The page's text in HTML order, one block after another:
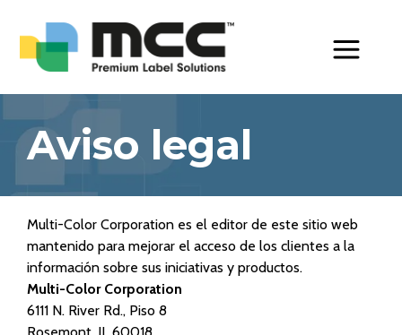
Aviso legal
Multi-Color Corporation es el editor de este sitio web
mantenido para mejorar el acceso de los clientes a la
información sobre sus iniciativas y productos.
Multi-Color Corporation
6111 N. River Rd., Piso 8